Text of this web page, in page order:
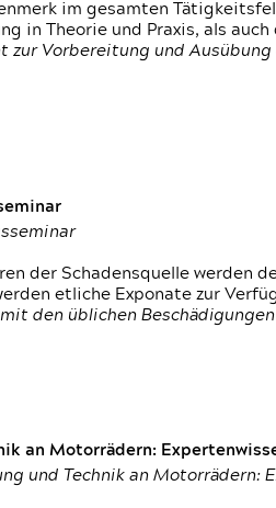
im gesamten
in Theorie und Praxis, als
zur Vorbereitung und
der Schadensquelle werden
etliche Exponate zur
den üblichen
an Motorrädern:
und Technik an Motorrädern: